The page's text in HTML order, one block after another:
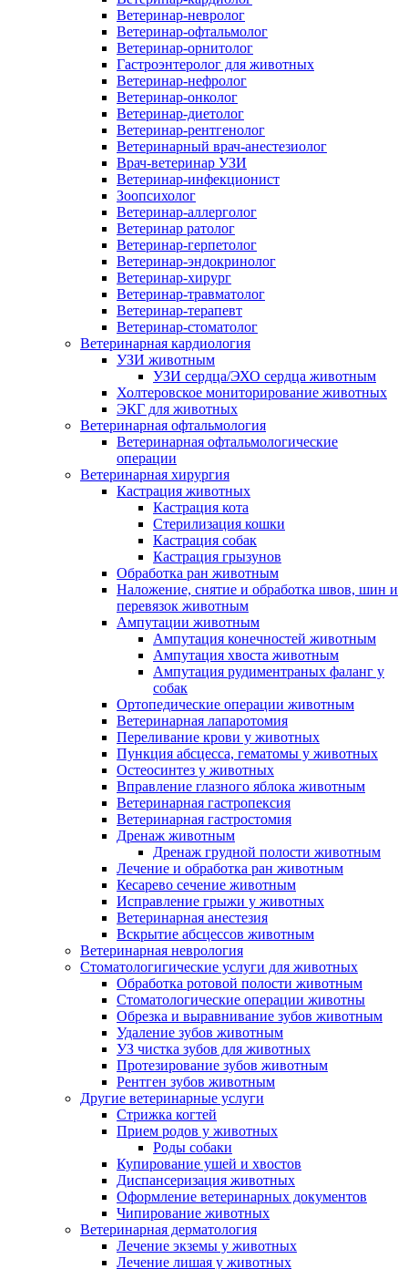
Ветеринар-невролог
Ветеринар-офтальмолог
Ветеринар-орнитолог
Гастроэнтеролог для животных
Ветеринар-нефролог
Ветеринар-онколог
Ветеринар-диетолог
Ветеринар-рентгенолог
Ветеринарный врач-анестезиолог
Врач-ветеринар УЗИ
Ветеринар-инфекционист
Зоопсихолог
Ветеринар-аллерголог
Ветеринар ратолог
Ветеринар-герпетолог
Ветеринар-эндокринолог
Ветеринар-хирург
Ветеринар-травматолог
Ветеринар-терапевт
Ветеринар-стоматолог
Ветеринарная кардиология
УЗИ животным
УЗИ сердца/ЭХО сердца животным
Холтеровское мониторирование животных
ЭКГ для животных
Ветеринарная офтальмология
Ветеринарная офтальмологические
операции
Ветеринарная хирургия
Кастрация животных
Кастрация кота
Стерилизация кошки
Кастрация собак
Кастрация грызунов
Обработка ран животным
Наложение, снятие и обработка швов, шин и
перевязок животным
Ампутации животным
Ампутация конечностей животным
Ампутация хвоста животным
Ампутация рудиментраных фаланг у
собак
Ортопедические операции животным
Ветеринарная лапаротомия
Переливание крови у животных
Пункция абсцесса, гематомы у животных
Остеосинтез у животных
Вправление глазного яблока животным
Ветеринарная гастропексия
Ветеринарная гастростомия
Дренаж животным
Дренаж грудной полости животным
Лечение и обработка ран животным
Кесарево сечение животным
Исправление грыжи у животных
Ветеринарная анестезия
Вскрытие абсцессов животным
Ветеринарная неврология
Стоматологигические услуги для животных
Обработка ротовой полости животным
Стоматологические операции животны
Обрезка и выравнивание зубов животным
Удаление зубов животным
УЗ чистка зубов для животных
Протезирование зубов животным
Рентген зубов животным
Другие ветеринарные услуги
Стрижка когтей
Прием родов у животных
Роды собаки
Купирование ушей и хвостов
Диспансеризация животных
Оформление ветеринарных документов
Чипирование животных
Ветеринарная дерматология
Лечение экземы у животных
Лечение лишая у животных